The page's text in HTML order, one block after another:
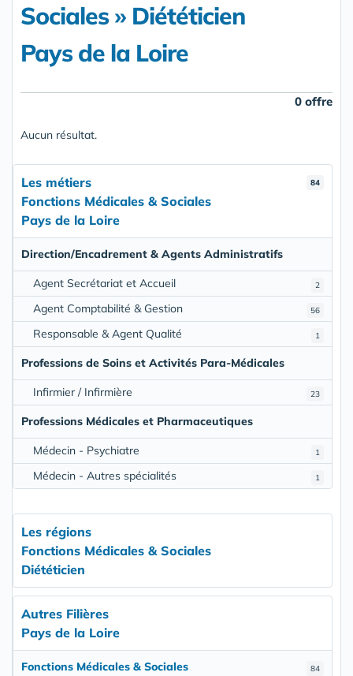
Sociales » Diététicien
Pays de la Loire
0 offre
Aucun résultat.
84
Les métiers
Fonctions Médicales & Sociales
Pays de la Loire
Direction/Encadrement & Agents Administratifs
2
Agent Secrétariat et Accueil
56
Agent Comptabilité & Gestion
1
Responsable & Agent Qualité
Professions de Soins et Activités Para-Médicales
23
Infirmier / Infirmière
Professions Médicales et Pharmaceutiques
1
Médecin - Psychiatre
1
Médecin - Autres spécialités
Les régions
Fonctions Médicales & Sociales
Diététicien
Autres Filières
Pays de la Loire
84
Fonctions Médicales & Sociales